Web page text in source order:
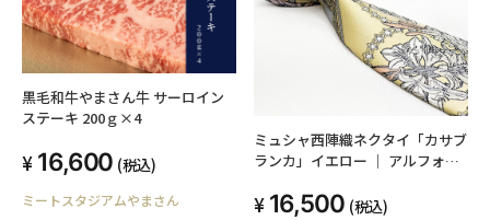
黒毛和牛やまさん牛 サーロイン
ステーキ 200ｇ×4
16,600 (税込)
ミートスタジアムやまさん
ミュシャ西陣織ネクタイ「カサブ
ランカ」イエロー ｜ アルフォン
16,500 (税込)